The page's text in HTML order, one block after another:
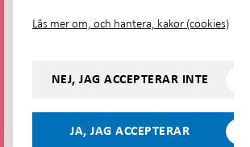
Följ oss på sociala medier
YouTubeDela på:Dela på:
Dela
på:
Läs mer om, och hantera, kakor (cookies)
NEJ, JAG ACCEPTERAR INTE
JA, JAG ACCEPTERAR